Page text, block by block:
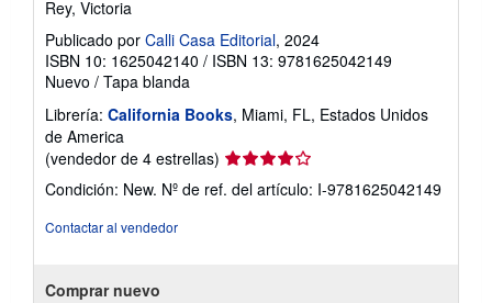
Rey, Victoria
Publicado por Calli Casa Editorial, 2024
ISBN 10: 1625042140 / ISBN 13: 9781625042149
Nuevo / Tapa blanda
Librería: California Books, Miami, FL, Estados Unidos
de America
(vendedor de 4 estrellas) Calificación
del
vendedor:
Condición: New. Nº de ref. del artículo: I-9781625042149
Contactar al vendedor
Comprar nuevo